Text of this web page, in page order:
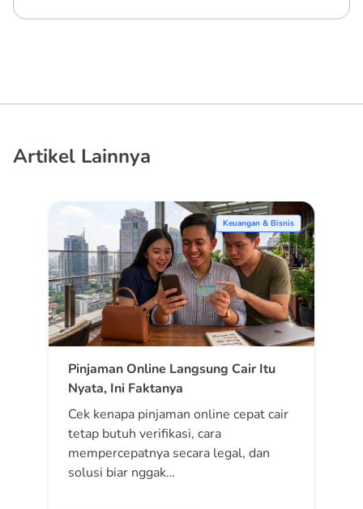
Artikel Lainnya
Keuangan & Bisnis
Pinjaman Online Langsung Cair Itu
Nyata, Ini Faktanya
Cek kenapa pinjaman online cepat cair
tetap butuh verifikasi, cara
mempercepatnya secara legal, dan
solusi biar nggak…